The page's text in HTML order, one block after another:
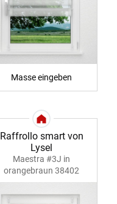
Masse eingeben
Raffrollo smart von
Lysel
Maestra #3J in
orangebraun 38402